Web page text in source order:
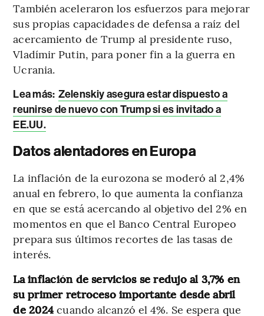
También aceleraron los esfuerzos para mejorar
sus propias capacidades de defensa a raíz del
acercamiento de Trump al presidente ruso,
Vladímir Putin, para poner fin a la guerra en
Ucrania.
Lea más: Zelenskiy asegura estar dispuesto a
reunirse de nuevo con Trump si es invitado a
EE.UU.
Datos alentadores en Europa
La inflación de la eurozona se moderó al 2,4%
anual en febrero, lo que aumenta la confianza
en que se está acercando al objetivo del 2% en
momentos en que el Banco Central Europeo
prepara sus últimos recortes de las tasas de
interés.
La inflación de servicios se redujo al 3,7% en
su primer retroceso importante desde abril
de 2024cuando alcanzó el 4%. Se espera que